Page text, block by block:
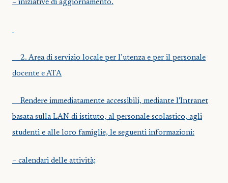
– iniziative di aggiornamento.
2. Area di servizio locale per l’utenza e per il personale
docente e ATA
Rendere immediatamente accessibili, mediante l'Intranet
basata sulla LAN di istituto, al personale scolastico, agli
studenti e alle loro famiglie, le seguenti informazioni:
– calendari delle attività;